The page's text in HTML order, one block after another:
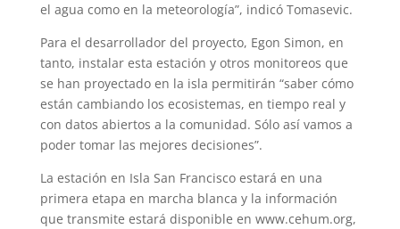
el agua como en la meteorología”, indicó Tomasevic.
Para el desarrollador del proyecto, Egon Simon, en
tanto, instalar esta estación y otros monitoreos que
se han proyectado en la isla permitirán “saber cómo
están cambiando los ecosistemas, en tiempo real y
con datos abiertos a la comunidad. Sólo así vamos a
poder tomar las mejores decisiones”.
La estación en Isla San Francisco estará en una
primera etapa en marcha blanca y la información
que transmite estará disponible en www.cehum.org,